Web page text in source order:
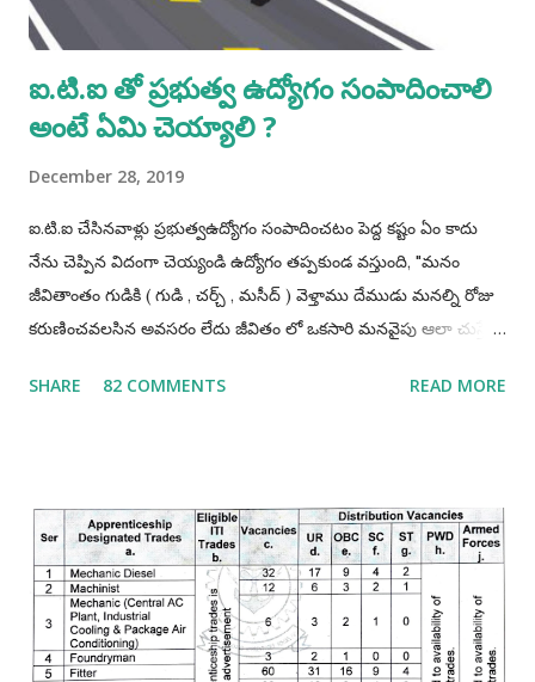
ఐ.టి.ఐ తో ప్రభుత్వ ఉద్యోగం సంపాదించాలి
అంటే ఏమి చెయ్యాలి ?
December 28, 2019
ఐ.టి.ఐ చేసినవాళ్లు ప్రభుత్వఉద్యోగం సంపాదించటం పెద్ద కష్టం ఏం కాదు
నేను చెప్పిన విదంగా చెయ్యండి ఉద్యోగం తప్పకుండ వస్తుంది, "మనం
జీవితాంతం గుడికి ( గుడి , చర్చ్ , మసీద్ ) వెళ్తాము దేముడు మనల్ని రోజు
కరుణించవలసిన అవసరం లేదు జీవితం లో ఒకసారి మనవైపు ఆలా చుస్తే
ప్రభుత్వఉద్యోగాలు రాస్తూవుండాలి ఒకసారి మనం పాస్ అయితే చాలు
కాకూడదు అంటే నేను మా రాష్ట్రము లోనే ఉద్యోగాలకి అప్లై చేస్తాను ఇక
మిగతావి చెయ్యను అంటేయ్ మీకు ఉద్యోగమొచ్చే అవకాశములు 90%
తగ్గిపోతాయి. అదే మీరు భారతదేశం మొత్తం నాదే అనే పరీక్షా రాయండి
తప్పకుండ 90% అవకాశాలు పెరుగుతాయి. మీరు ఒక్కటి గుర్తుంచుకోండి
మనకి ఎక్కడ ఉద్యోగమొస్తే అక్కడ వసతి గృహాలు ( govt quarters )
SHARE 82 COMMENTS READ MORE